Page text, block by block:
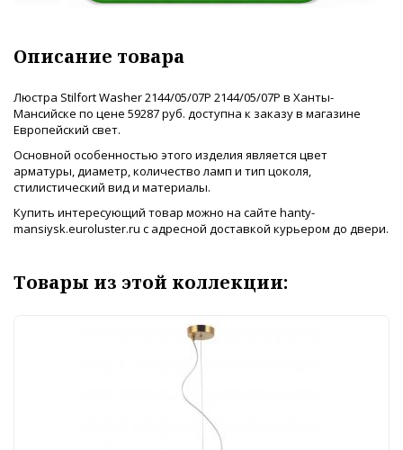
Описание товара
Люстра Stilfort Washer 2144/05/07P 2144/05/07P в Ханты-
Мансийске по цене 59287 руб. доступна к заказу в магазине
Европейский свет.
Основной особенностью этого изделия является цвет
арматуры, диаметр, количество ламп и тип цоколя,
стилистический вид и материалы.
Купить интересующий товар можно на сайте hanty-
mansiysk.euroluster.ru с адресной доставкой курьером до двери.
Товары из этой коллекции: